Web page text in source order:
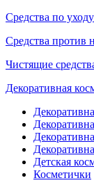
Средства по
Средства против
Чистящие
Декоративная
Детская
Косметички